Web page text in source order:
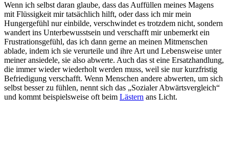
Wenn ich selbst daran glaube, dass das Auffüllen meines Magens
mit Flüssigkeit mir tatsächlich hilft, oder dass ich mir mein
Hungergefühl nur einbilde, verschwindet es trotzdem nicht, sondern
wandert ins Unterbewusstsein und verschafft mir unbemerkt ein
Frustrationsgefühl, das ich dann gerne an meinen Mitmenschen
ablade, indem ich sie verurteile und ihre Art und Lebensweise unter
meiner ansiedele, sie also abwerte. Auch das st eine Ersatzhandlung,
die immer wieder wiederholt werden muss, weil sie nur kurzfristig
Befriedigung verschafft. Wenn Menschen andere abwerten, um sich
selbst besser zu fühlen, nennt sich das „Sozialer Abwärtsvergleich“
und kommt beispielsweise oft beim Lästern ans Licht.